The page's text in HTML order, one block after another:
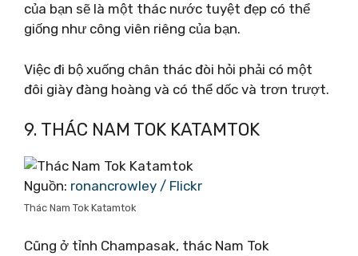
của bạn sẽ là một thác nước tuyệt đẹp có thể
giống như công viên riêng của bạn.
Việc đi bộ xuống chân thác đòi hỏi phải có một
đôi giày đàng hoàng và có thể dốc và trơn trượt.
9. THÁC NAM TOK KATAMTOK
Nguồn: ronancrowley / Flickr
Thác Nam Tok Katamtok
Cũng ở tỉnh Champasak, thác Nam Tok